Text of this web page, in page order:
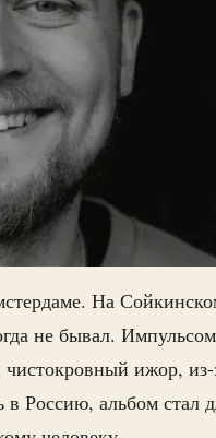
На
не бывал.
ижор, из-
Россию, альбом стал